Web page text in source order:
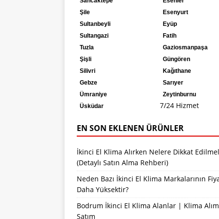
Şile
Sultanbeyli
Sultangazi
Tuzla
Şişli
Silivri
Gebze
Ümraniye
Üsküdar
Esenyurt
Eyüp
Fatih
Gaziosmanpaşa
Güngören
Kağıthane
Sarıyer
Zeytinburnu
7/24 Hizmet
EN SON EKLENEN ÜRÜNLER
İkinci El Klima Alırken Nelere Dikkat
(Detaylı Satın Alma Rehberi)
Neden Bazı İkinci El Klima Markalarının
Daha Yüksektir?
Bodrum İkinci El Klima Alanlar | Klima Alım
Satım